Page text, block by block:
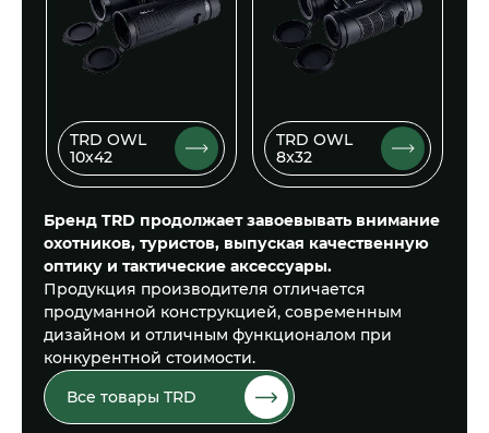
TRD OWL
10x42
TRD OWL
8x32
Бренд TRD продолжает завоевывать внимание
охотников, туристов, выпуская качественную
оптику и тактические аксессуары.
Продукция производителя отличается
продуманной конструкцией, современным
дизайном и отличным функционалом при
конкурентной стоимости.
Все товары TRD